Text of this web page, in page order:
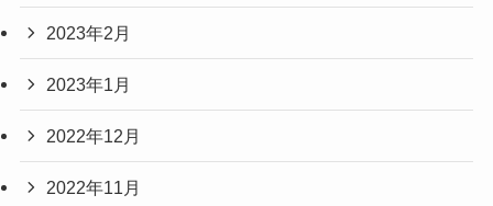
2023年2月
2023年1月
2022年12月
2022年11月